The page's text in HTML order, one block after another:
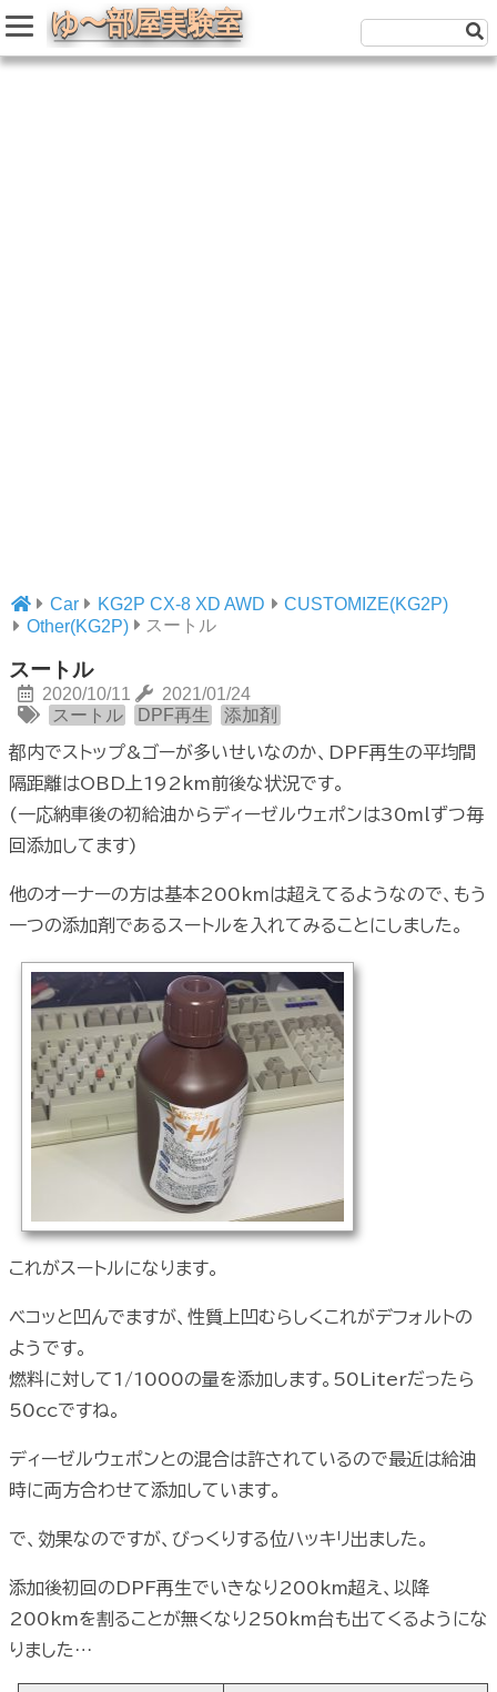
Car KG2P CX-8 XD AWD
CUSTOMIZE(KG2P)
Other(KG2P)
スートル
スートル
2020/10/11
2021/01/24
スートル
DPF再生 添加剤
都内でストップ&ゴーが多いせいなのか、DPF再生の平均間
隔距離はOBD上192km前後な状況です。
(一応納車後の初給油からディーゼルウェポンは30mlずつ毎
回添加してます)
他のオーナーの方は基本200kmは超えてるようなので、もう
一つの添加剤であるスートルを入れてみることにしました。
これがスートルになります。
ベコッと凹んでますが、性質上凹むらしくこれがデフォルトの
ようです。
燃料に対して1/1000の量を添加します。50Literだったら
50ccですね。
ディーゼルウェポンとの混合は許されているので最近は給油
時に両方合わせて添加しています。
で、効果なのですが、びっくりする位ハッキリ出ました。
添加後初回のDPF再生でいきなり200km超え、以降
200kmを割ることが無くなり250km台も出てくるようにな
りました…